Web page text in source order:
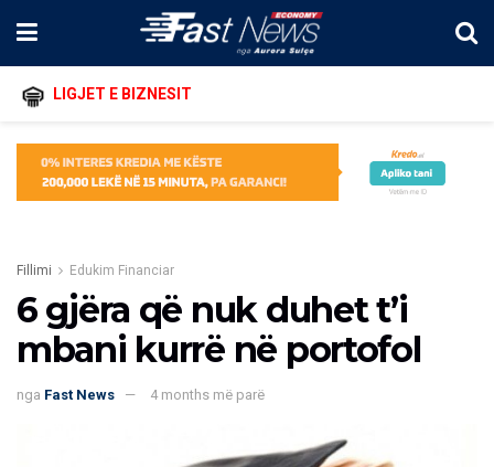
LIGJET E BIZNESIT
Fillimi Edukim Financiar
6 gjëra që nuk duhet t’i
mbani kurrë në portofol
nga Fast News 4 months më parë